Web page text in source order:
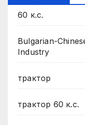
60 к.с.
Bulgarian-
Industry
трактор
трактор 60 к.с.